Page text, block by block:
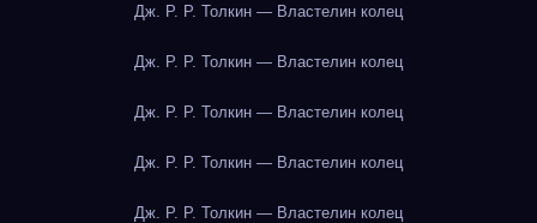
Дж. Р. Р. Толкин — Властелин колец
Дж. Р. Р. Толкин — Властелин колец
Дж. Р. Р. Толкин — Властелин колец
Дж. Р. Р. Толкин — Властелин колец
Дж. Р. Р. Толкин — Властелин колец